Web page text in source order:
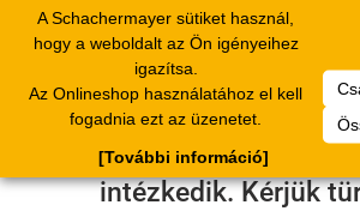
A Schachermayer sütiket használ,
hogy a weboldalt az Ön igényeihez
igazítsa.
Az Onlineshop használatához el kell
fogadnia ezt az üzenetet.
[További információ]
navigation
Sajnos technikai
Szervizcsapatunk
intézkedik. Kérjük